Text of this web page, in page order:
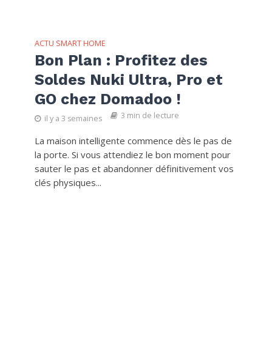
ACTU SMART HOME
Bon Plan : Profitez des
Soldes Nuki Ultra, Pro et
GO chez Domadoo !
il y a 3 semaines 3 min de lecture
La maison intelligente commence dès le pas de
la porte. Si vous attendiez le bon moment pour
sauter le pas et abandonner définitivement vos
clés physiques...